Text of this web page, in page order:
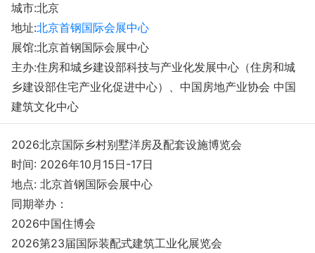
城市:北京
地址:北京首钢国际会展中心
展馆:北京首钢国际会展中心
主办:住房和城乡建设部科技与产业化发展中心（住房和城
乡建设部住宅产业化促进中心）、中国房地产业协会 中国
建筑文化中心
2026北京国际乡村别墅洋房及配套设施博览会
时间: 2026年10月15日-17日
地点: 北京首钢国际会展中心
同期举办：
2026中国住博会
2026第23届国际装配式建筑工业化展览会